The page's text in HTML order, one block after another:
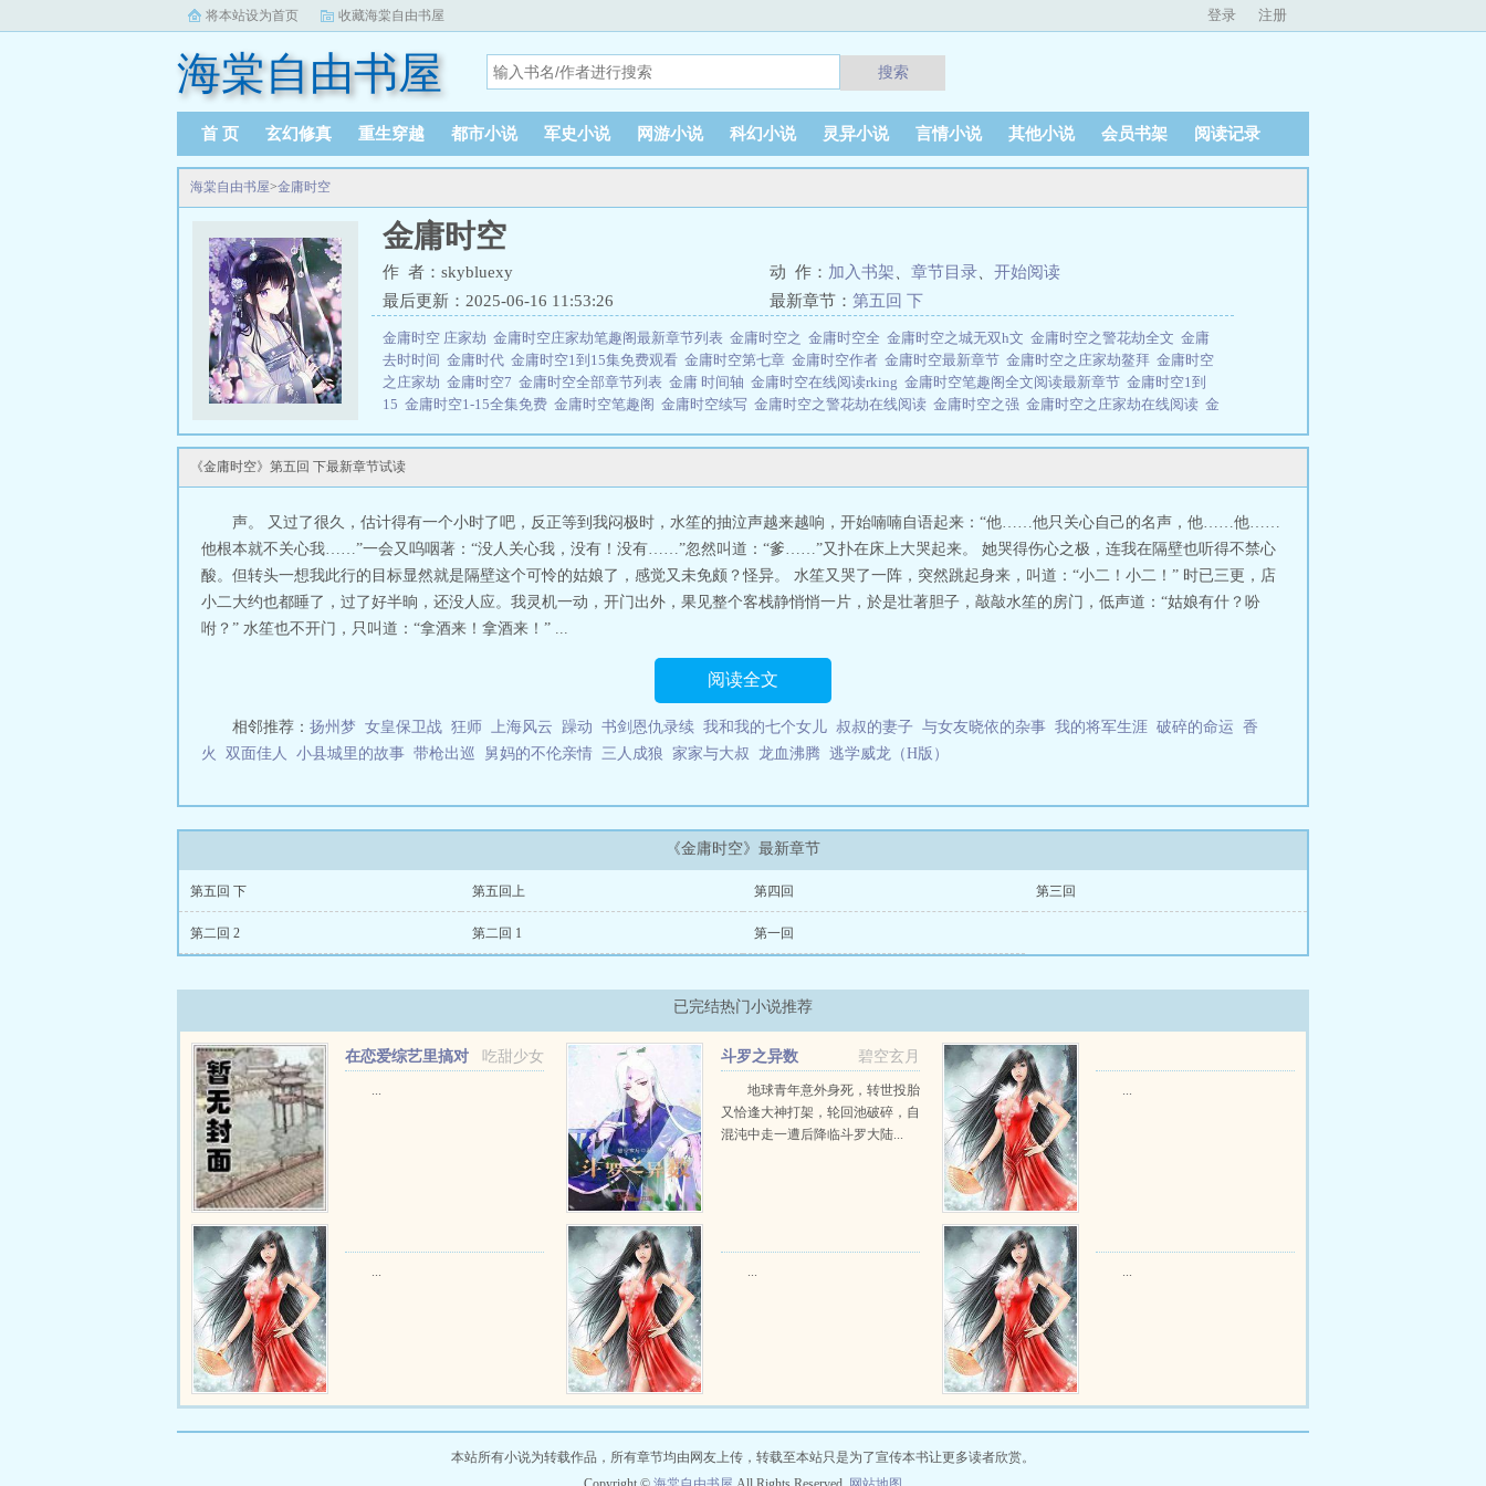
将本站设为首页 收藏海棠自由书屋 登录 注册
海棠自由书屋 搜索
首 页 玄幻修真 重生穿越 都市小说 军史小说 网游小说 科幻小说 灵异小说 言情小说 其他小说 会员书架 阅读记录
海棠自由书屋>金庸时空
金庸时空
作 者：skybluexy 动 作： 加入书架 章节目录
开始阅读
最后更新：2025-06-16 11:53:26
最新章节： 第五回 下
金庸时空 庄家劫 金庸时空庄家劫笔趣阁最新章节列表 金庸时空之 金庸时空全 金庸时空之城无双h文 金庸时空之警花劫全文 金庸
去时时间 金庸时代 金庸时空1到15集免费观看 金庸时空第七章 金庸时空作者 金庸时空最新章节 金庸时空之庄家劫鳌拜 金庸时空
之庄家劫 金庸时空7 金庸时空全部章节列表 金庸 时间轴 金庸时空在线阅读rking 金庸时空笔趣阁全文阅读最新章节 金庸时空1到
15 金庸时空1-15全集免费 金庸时空笔趣阁 金庸时空续写 金庸时空之警花劫在线阅读 金庸时空之强 金庸时空之庄家劫在线阅读 金
rking时空密钥之金庸侠女图金庸时空苗若兰金庸时空全集金庸时空方铮金庸时间线金庸时空庄家劫金庸全时空金庸时空庄家
劫全文
说，写《金庸时空》只是“随笔”，《玲珑孽怨》和《黑帮星闻》才是用心专注之所在。究其原因，就是因为系列型小说（金庸时空算
半系列的吧）比较易于发挥，不用费用去铺张前因后果，还得兼顾结构等麻烦的因素。不过既然写了，自然会出全力的。写《金庸时
空》的难处在于要照顾人物塑造要与原着吻合，情节要符合原着的发展路径。当然这比重新写人物要容易多啦，所以我也写得很轻
松，呵呵J金庸时空
《金庸时空》第五回 下最新章节试读
声。 又过了很久，估计得有一个小时了吧，反正等到我闷极时，水笙的抽泣声越来越响，开始喃喃自语起来：“他……他只关心自己的名声，他……他……
他根本就不关心我……”一会又呜咽著：“没人关心我，没有！没有……”忽然叫道：“爹……”又扑在床上大哭起来。 她哭得伤心之极，连我在隔壁也听得不禁心
酸。但转头一想我此行的目标显然就是隔壁这个可怜的姑娘了，感觉又未免颇？怪异。 水笙又哭了一阵，突然跳起身来，叫道：“小二！小二！” 时已三更，店
小二大约也都睡了，过了好半晌，还没人应。我灵机一动，开门出外，果见整个客栈静悄悄一片，於是壮著胆子，敲敲水笙的房门，低声道：“姑娘有什？吩
咐？” 水笙也不开门，只叫道：“拿酒来！拿酒来！” ...
阅读全文
相邻推荐： 扬州梦 女皇保卫战 狂师 上海风云 躁动 书剑恩仇录续 我和我的七个女儿 叔叔的妻子 与女友晓依的杂事 我的将军生涯 破碎的命运 香
火
双面佳人 小县城里的故事 带枪出巡 舅妈的不伦亲情 三人成狼 家家与大叔 龙血沸腾 逃学威龙（H版）
《金庸时空》最新章节
第五回 下 第五回上 第四回 第三回
第二回 2 第二回 1 第一回
已完结热门小说推荐
吃甜少女
在恋爱综艺里搞对
...
碧空玄月
斗罗之异数
地球青年意外身死，转世投胎
又恰逢大神打架，轮回池破碎，自
混沌中走一遭后降临斗罗大陆...
...
... ... ...
本站所有小说为转载作品，所有章节均由网友上传，转载至本站只是为了宣传本书让更多读者欣赏。